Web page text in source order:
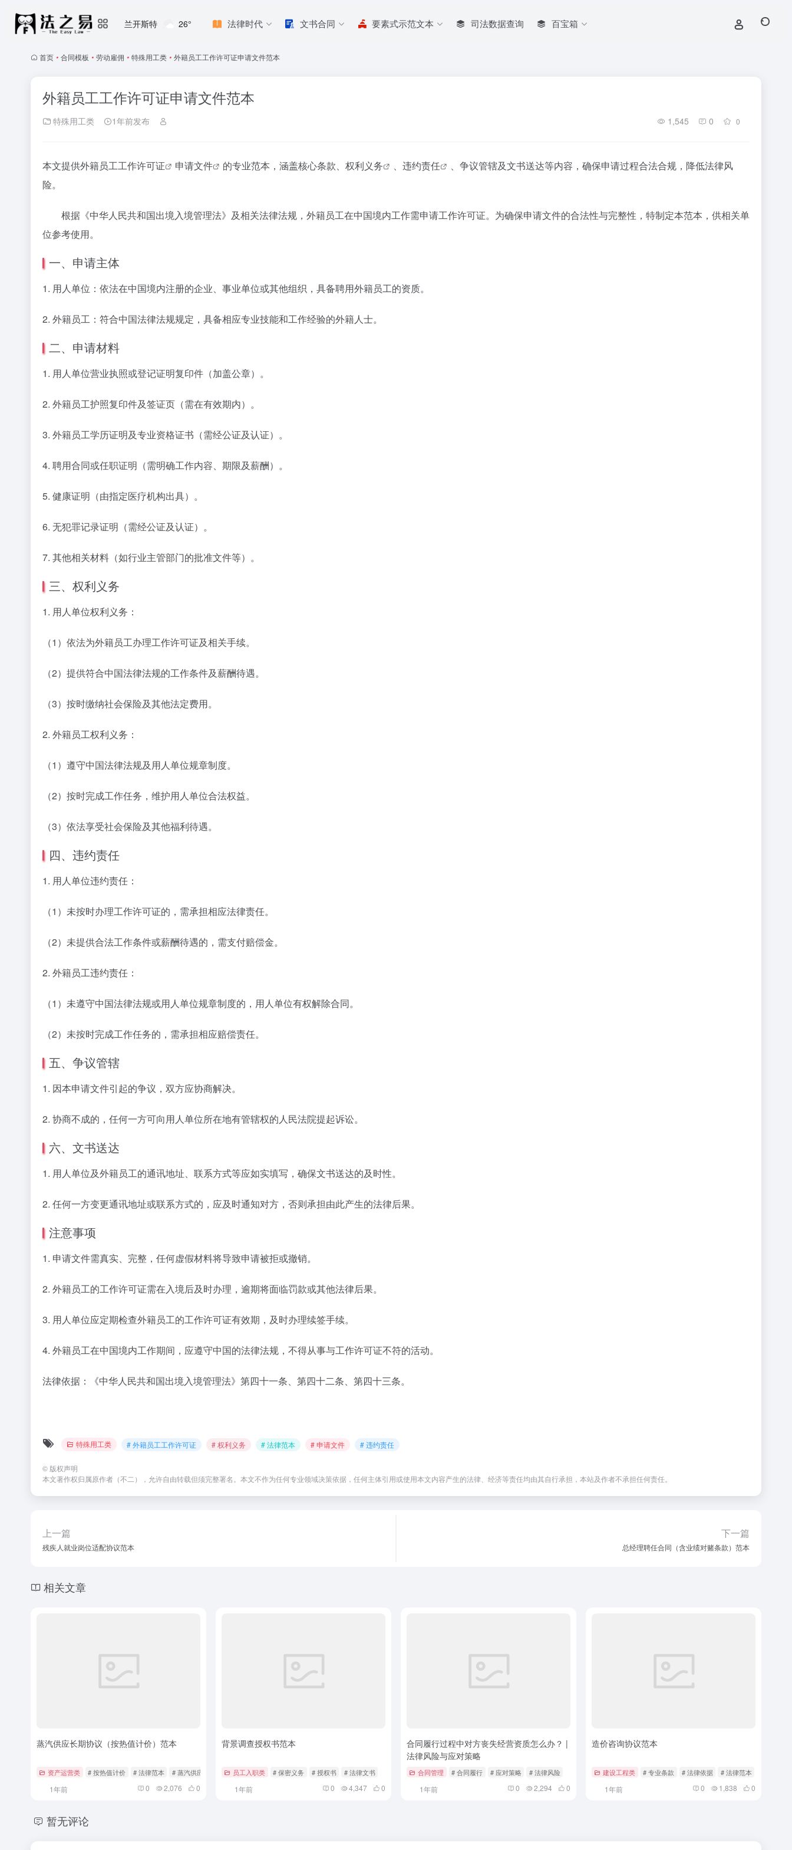
兰开斯特 26° 法律时代 文书合同 要素式示范文本 司法数据查询 百宝箱
首页 • 合同模板 • 劳动雇佣 • 特殊用工类 • 外籍员工工作许可证申请文件范本
外籍员工工作许可证申请文件范本
特殊用工类 1年前发布 1,545 0 0
本文提供外籍员工工作许可证 申请文件 的专业范本，涵盖核心条款、 权利义务 、 违约责任
、争议管辖及文书送达等内容，确保申请过程合法合规，降低法律风
险。
根据《中华人民共和国出境入境管理法》及相关法律法规，外籍员工在中国境内工作需申请工作许可证。为确保申请文件的合法性与完整性，特制定本范本，供相关单
位参考使用。
一、申请主体
1. 用人单位：依法在中国境内注册的企业、事业单位或其他组织，具备聘用外籍员工的资质。
2. 外籍员工：符合中国法律法规规定，具备相应专业技能和工作经验的外籍人士。
二、申请材料
1. 用人单位营业执照或登记证明复印件（加盖公章）。
2. 外籍员工护照复印件及签证页（需在有效期内）。
3. 外籍员工学历证明及专业资格证书（需经公证及认证）。
4. 聘用合同或任职证明（需明确工作内容、期限及薪酬）。
5. 健康证明（由指定医疗机构出具）。
6. 无犯罪记录证明（需经公证及认证）。
7. 其他相关材料（如行业主管部门的批准文件等）。
三、权利义务
1. 用人单位权利义务：
（1）依法为外籍员工办理工作许可证及相关手续。
（2）提供符合中国法律法规的工作条件及薪酬待遇。
（3）按时缴纳社会保险及其他法定费用。
2. 外籍员工权利义务：
（1）遵守中国法律法规及用人单位规章制度。
（2）按时完成工作任务，维护用人单位合法权益。
（3）依法享受社会保险及其他福利待遇。
四、违约责任
1. 用人单位违约责任：
（1）未按时办理工作许可证的，需承担相应法律责任。
（2）未提供合法工作条件或薪酬待遇的，需支付赔偿金。
2. 外籍员工违约责任：
（1）未遵守中国法律法规或用人单位规章制度的，用人单位有权解除合同。
（2）未按时完成工作任务的，需承担相应赔偿责任。
五、争议管辖
1. 因本申请文件引起的争议，双方应协商解决。
2. 协商不成的，任何一方可向用人单位所在地有管辖权的人民法院提起诉讼。
六、文书送达
1. 用人单位及外籍员工的通讯地址、联系方式等应如实填写，确保文书送达的及时性。
2. 任何一方变更通讯地址或联系方式的，应及时通知对方，否则承担由此产生的法律后果。
注意事项
1. 申请文件需真实、完整，任何虚假材料将导致申请被拒或撤销。
2. 外籍员工的工作许可证需在入境后及时办理，逾期将面临罚款或其他法律后果。
3. 用人单位应定期检查外籍员工的工作许可证有效期，及时办理续签手续。
4. 外籍员工在中国境内工作期间，应遵守中国的法律法规，不得从事与工作许可证不符的活动。
法律依据：《中华人民共和国出境入境管理法》第四十一条、第四十二条、第四十三条。
特殊用工类 # 外籍员工工作许可证 # 权利义务 # 法律范本 # 申请文件 # 违约责任
© 版权声明
本文著作权归属原作者（不二），允许自由转载但须完整署名。本文不作为任何专业领域决策依据，任何主体引用或使用本文内容产生的法律、经济等责任均由其自行承担，本站及作者不承担任何责任。
上一篇
残疾人就业岗位适配协议范本
下一篇
总经理聘任合同（含业绩对赌条款）范本
相关文章
蒸汽供应长期协议（按热值计价）范本
资产运营类 # 按热值计价 # 法律范本 # 蒸汽供应
1年前 0 2,076 0
背景调查授权书范本
员工入职类 # 保密义务 # 授权书 # 法律文书
1年前 0 4,347 0
合同履行过程中对方丧失经营资质怎么办？ |
法律风险与应对策略
合同管理 # 合同履行 # 应对策略 # 法律风险
1年前 0 2,294 0
造价咨询协议范本
建设工程类 # 专业条款 # 法律依据 # 法律范本
1年前 0 1,838 0
暂无评论